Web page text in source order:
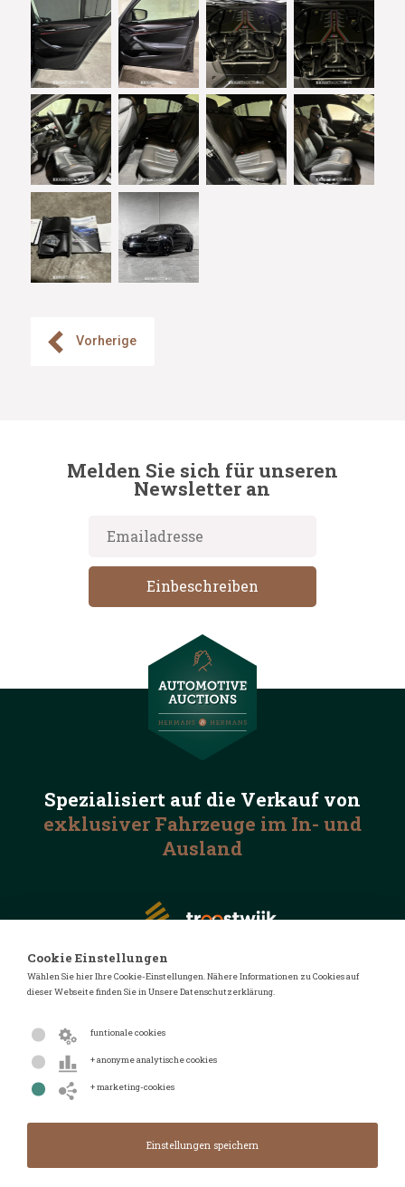
Vorherige
Melden Sie sich für unseren
Newsletter an
Spezialisiert auf die Verkauf von
exklusiver Fahrzeuge im In- und
Ausland
© 2026 Automotive Auctions
Cookie Einstellungen
Wählen Sie hier Ihre Cookie-Einstellungen. Nähere Informationen zu Cookies auf
dieser Webseite finden Sie in Unsere Datenschutzerklärung.
funtionale cookies
+ anonyme analytische cookies
+ marketing-cookies